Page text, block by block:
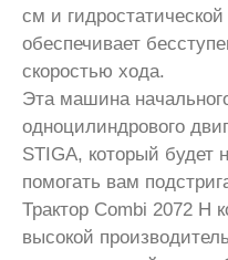
см и
обеспечивает
скоростью хода.
Эта машина
одноцилиндрового
STIGA, который будет
помогать вам
Трактор Combi 2072 H
высокой